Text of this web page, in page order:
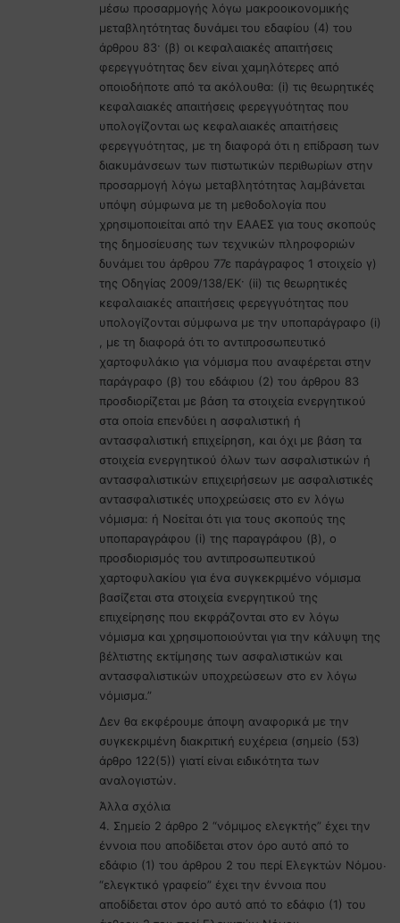
μέσω προσαρμογής λόγω μακροοικονομικής
μεταβλητότητας δυνάμει του εδαφίου (4) του
άρθρου 83· (β) οι κεφαλαιακές απαιτήσεις
φερεγγυότητας δεν είναι χαμηλότερες από
οποιοδήποτε από τα ακόλουθα: (i) τις θεωρητικές
κεφαλαιακές απαιτήσεις φερεγγυότητας που
υπολογίζονται ως κεφαλαιακές απαιτήσεις
φερεγγυότητας, με τη διαφορά ότι η επίδραση των
διακυμάνσεων των πιστωτικών περιθωρίων στην
προσαρμογή λόγω μεταβλητότητας λαμβάνεται
υπόψη σύμφωνα με τη μεθοδολογία που
χρησιμοποιείται από την ΕΑΑΕΣ για τους σκοπούς
της δημοσίευσης των τεχνικών πληροφοριών
δυνάμει του άρθρου 77ε παράγραφος 1 στοιχείο γ)
της Οδηγίας 2009/138/ΕΚ· (ii) τις θεωρητικές
κεφαλαιακές απαιτήσεις φερεγγυότητας που
υπολογίζονται σύμφωνα με την υποπαράγραφο (i)
, με τη διαφορά ότι το αντιπροσωπευτικό
χαρτοφυλάκιο για νόμισμα που αναφέρεται στην
παράγραφο (β) του εδάφιου (2) του άρθρου 83
προσδιορίζεται με βάση τα στοιχεία ενεργητικού
στα οποία επενδύει η ασφαλιστική ή
αντασφαλιστική επιχείρηση, και όχι με βάση τα
στοιχεία ενεργητικού όλων των ασφαλιστικών ή
αντασφαλιστικών επιχειρήσεων με ασφαλιστικές
αντασφαλιστικές υποχρεώσεις στο εν λόγω
νόμισμα: ή Νοείται ότι για τους σκοπούς της
υποπαραγράφου (i) της παραγράφου (β), ο
προσδιορισμός του αντιπροσωπευτικού
χαρτοφυλακίου για ένα συγκεκριμένο νόμισμα
βασίζεται στα στοιχεία ενεργητικού της
επιχείρησης που εκφράζονται στο εν λόγω
νόμισμα και χρησιμοποιούνται για την κάλυψη της
βέλτιστης εκτίμησης των ασφαλιστικών και
αντασφαλιστικών υποχρεώσεων στο εν λόγω
νόμισμα.”
Δεν θα εκφέρουμε άποψη αναφορικά με την
συγκεκριμένη διακριτική ευχέρεια (σημείο (53)
άρθρο 122(5)) γιατί είναι ειδικότητα των
αναλογιστών.
Άλλα σχόλια
4. Σημείο 2 άρθρο 2 “νόμιμος ελεγκτής” έχει την
έννοια που αποδίδεται στον όρο αυτό από το
εδάφιο (1) του άρθρου 2 του περί Ελεγκτών Νόμου∙
“ελεγκτικό γραφείο” έχει την έννοια που
αποδίδεται στον όρο αυτό από το εδάφιο (1) του